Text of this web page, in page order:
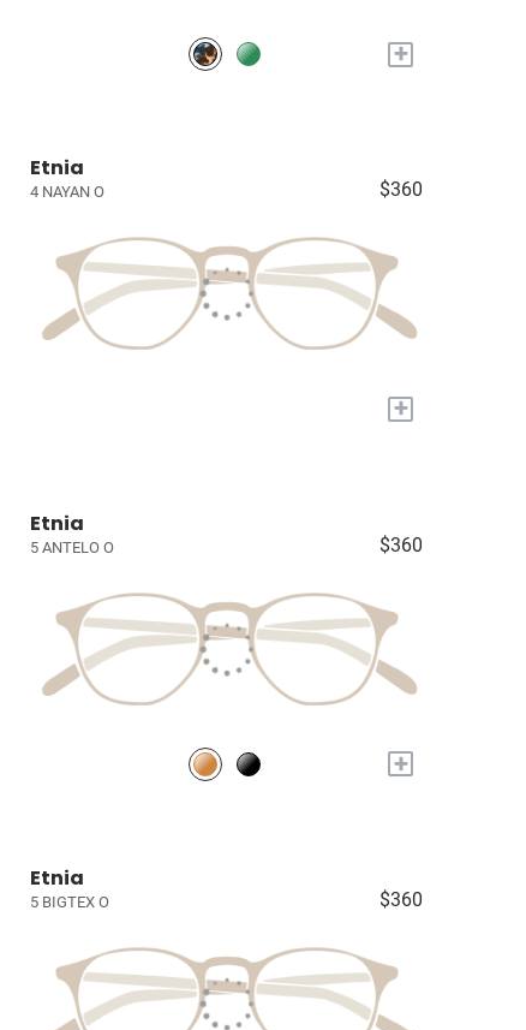
+
Etnia
4 NAYAN O $360
+
Etnia
5 ANTELO O $360
+
Etnia
5 BIGTEX O $360